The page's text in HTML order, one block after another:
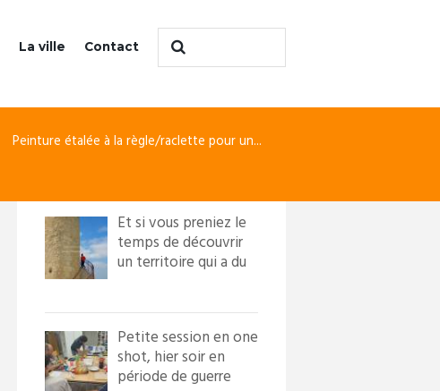
La ville Contact
Peinture étalée à la règle/raclette pour un...
Et si vous preniez le
temps de découvrir
un territoire qui a du
Petite session en one
shot, hier soir en
période de guerre